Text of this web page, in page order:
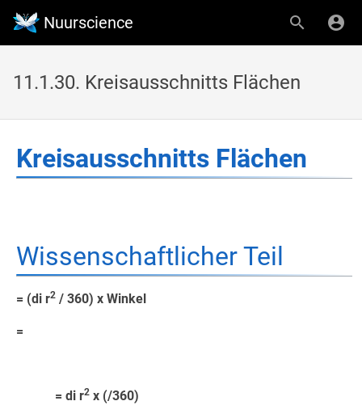
Nuurscience
11.1.30. Kreisausschnitts Flächen
Kreisausschnitts Flächen
Wissenschaftlicher Teil
= (di r2 / 360) x Winkel
=
= di r2 x (/360)